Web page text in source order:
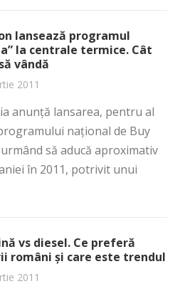
lansează programul
la centrale termice. Cât
vândă
2011
anunţă lansarea, pentru al
naţional de Buy
să aducă aproximativ
în 2011, potrivit unui
vs diesel. Ce preferă
români și care este trendul
2011